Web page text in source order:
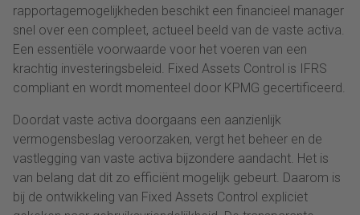
rapportagemogelijkheden beschikt een financieel manager
snel over een compleet, actueel beeld van de vaste activa.
Een essentiële voorwaarde voor het voeren van een
krachtig investeringsbeleid. Fixed Assets Control is IFRS
compliant en wordt momenteel door KPMG gecertificeerd.
Doordat vaste activa doorgaans een aanzienlijk
vermogensbeslag veroorzaken, vergt het beheer en de
vastlegging van vaste activa bijzondere aandacht. Het is
van belang dat dit zo efficiënt mogelijk gebeurt. Daarom is
bij de ontwikkeling van Fixed Assets Control expliciet